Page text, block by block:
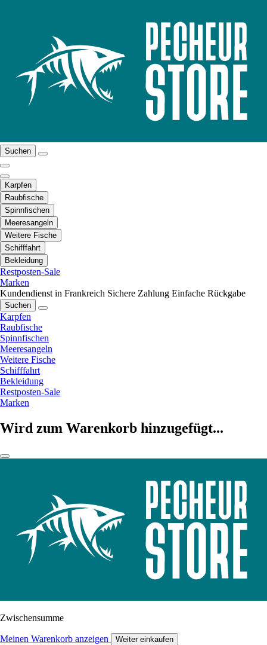
Suchen
Karpfen
Raubfische
Spinnfischen
Meeresangeln
Weitere Fische
Schifffahrt
Bekleidung
Restposten-Sale
Marken
Kundendienst in Frankreich Sichere Zahlung Einfache Rückgabe
Suchen
Karpfen
Raubfische
Spinnfischen
Meeresangeln
Weitere Fische
Schifffahrt
Bekleidung
Restposten-Sale
Marken
Wird zum Warenkorb hinzugefügt...
Zwischensumme
Meinen Warenkorb anzeigen Weiter einkaufen